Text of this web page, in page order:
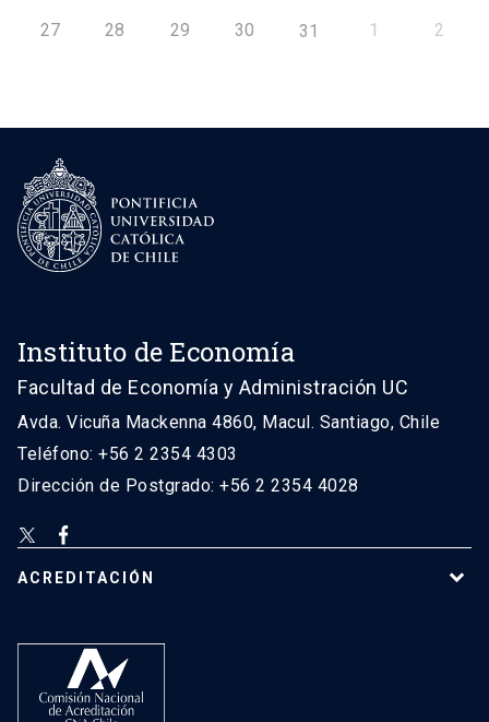
27 28 29 30 31 1 2
Instituto de Economía
Facultad de Economía y Administración UC
Avda. Vicuña Mackenna 4860, Macul. Santiago, Chile
Teléfono: +56 2 2354 4303
Dirección de Postgrado: +56 2 2354 4028
ACREDITACIÓN